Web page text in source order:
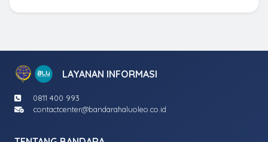
LAYANAN INFORMASI
0811 400 993
contactcenter@bandarahaluoleo.co.id